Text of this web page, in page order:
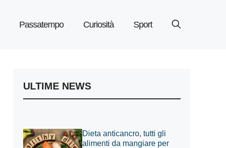
Passatempo Curiosità Sport
ULTIME NEWS
Dieta anticancro, tutti gli
alimenti da mangiare per